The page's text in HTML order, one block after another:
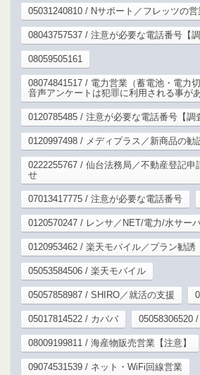
05031240810 / Nサポート／フレッツの営
08043757537 / 注意が必要な電話番号【調
08059505161
08074841517 / 電力営業（蓄電池・電力
音声アンケートは犯罪に利用される事が
0120785485 / 注意が必要な電話番号【調
0120997498 / メディプラス／新商品の勧
0222255767 / 仙台法務局／不動産登記申
せ
07013417775 / 注意が必要な電話番号
0120570247 / レンサ／NET/電力/水サー
0120953462 / 楽天モバイル／プラン勧誘
05053584506 / 楽天モバイル
05057858987 / SHIRO／就活の支援
05017814522 / カババ 05058306520
08009199811 / 海産物販売営業【注意】
09074531539 / ネット・WiFi回線営業